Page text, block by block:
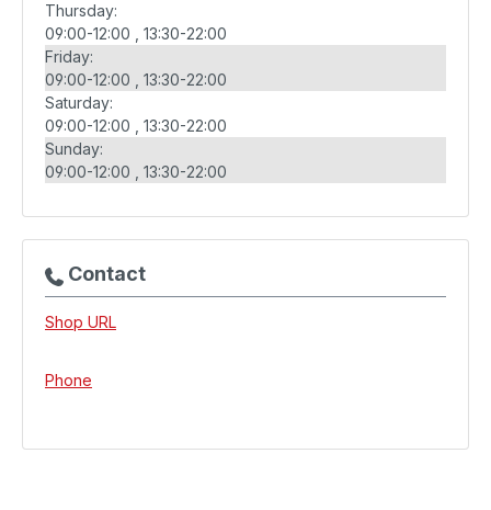
Thursday:
09:00-12:00
13:30-22:00
Friday:
09:00-12:00
13:30-22:00
Saturday:
09:00-12:00
13:30-22:00
Sunday:
09:00-12:00
13:30-22:00
Contact
Shop URL
Phone